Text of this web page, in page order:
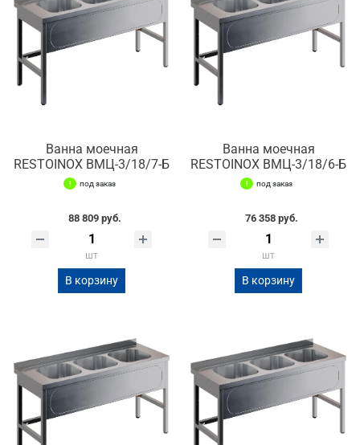
Ванна моечная
RESTOINOX ВМЦ-3/18/7-Б
под заказ
88 809 руб.
шт
В корзину
Ванна моечная
RESTOINOX ВМЦ-3/18/6-Б
под заказ
76 358 руб.
шт
В корзину